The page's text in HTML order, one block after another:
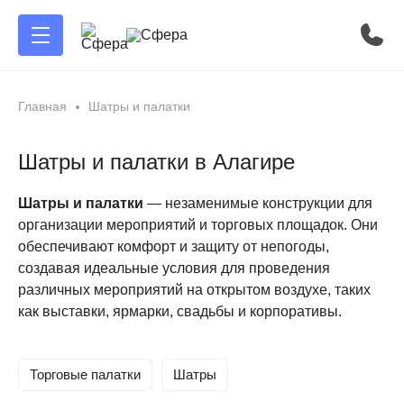
Главная Шатры и палатки
Шатры и палатки в Алагире
Шатры и палатки — незаменимые конструкции для
организации мероприятий и торговых площадок. Они
обеспечивают комфорт и защиту от непогоды,
создавая идеальные условия для проведения
различных мероприятий на открытом воздухе, таких
как выставки, ярмарки, свадьбы и корпоративы.
Торговые палатки Шатры